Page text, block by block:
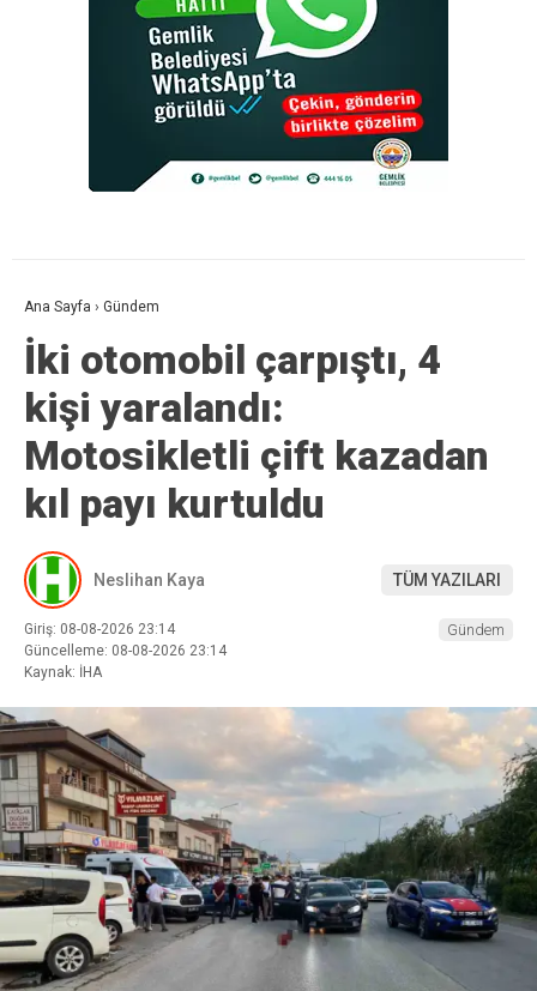
Ana Sayfa › Gündem
İki otomobil çarpıştı, 4
kişi yaralandı:
Motosikletli çift kazadan
kıl payı kurtuldu
Neslihan Kaya TÜM YAZILARI
Giriş: 08-08-2026 23:14
Güncelleme: 08-08-2026 23:14
Kaynak: İHA
Gündem